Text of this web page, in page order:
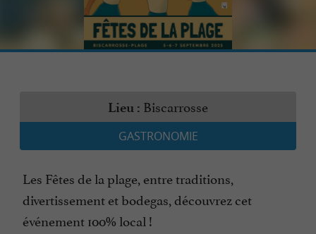
Lieu : Biscarrosse
GASTRONOMIE
Les Fêtes de la plage, entre traditions,
divertissement et bodegas, découvrez cet
événement 100% local !